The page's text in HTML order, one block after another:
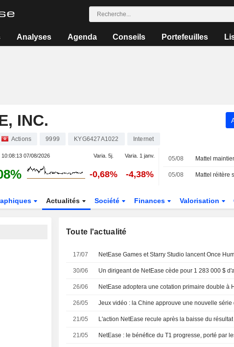
Analyses Agenda Conseils Portefeuilles
INC.
Actions 9999 KYG6427A1022 Internet
10:08:13 07/08/2026 Varia. 5j. Varia. 1 janv.
-0,68% -4,38%
05/08
05/08
Actualités Société Finances Valorisation
Toute l'actualité
17/07
30/06
26/06 NetEase adoptera une cotation primaire double à
26/05
21/05
21/05